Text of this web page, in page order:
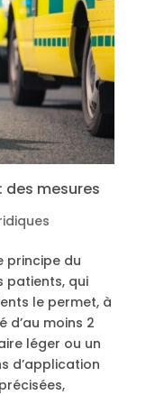
mesures
principe du
patients, qui
le permet, à
moins 2
léger ou un
d’application